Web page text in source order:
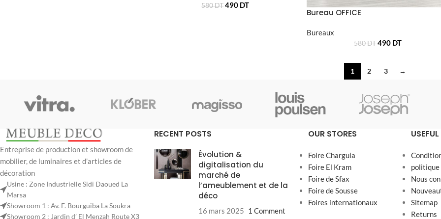
580DT 490 DT
Bureau OFFICE
Bureaux
580DT490 DT
1 2 3 →
Entreprise de production et showroom de
mobilier, de luminaires et d’articles de
décoration
Usine : Zone Industrielle Sidi Daoued La
Marsa
Showroom 1 : Av. F. Bourguiba La Soukra
Showroom 2 : Jardin d’ El Menzah Route X3
RECENT POSTS
Évolution &
digitalisation du
marché de
l’ameublement et de la
déco
16 mars 2025 1 Comment
OUR STORES
Foire Charguia
Foire El Kram
Foire de Sfax
Foire de Sousse
Foires internationaux
Nous
Sitemap
Returns